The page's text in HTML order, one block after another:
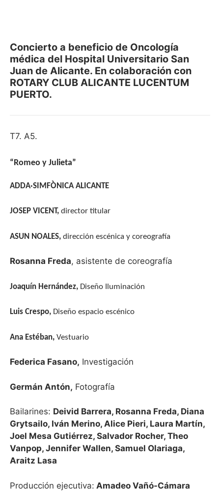
Concierto a beneficio de Oncología
médica del Hospital Universitario San
Juan de Alicante. En colaboración con
ROTARY CLUB ALICANTE LUCENTUM
PUERTO.
T7. A5.
“Romeo y Julieta”
ADDA·SIMFÒNICA ALICANTE
JOSEP VICENT, director titular
ASUN NOALES, dirección escénica y coreografía
Rosanna Freda, asistente de coreografía
Joaquín Hernández, Diseño Iluminación
Luis Crespo, Diseño espacio escénico
Ana Estéban, Vestuario
Federica Fasano, Investigación
Germán Antón, Fotografía
Bailarines: Deivid Barrera, Rosanna Freda, Diana
Grytsailo, Iván Merino, Alice Pieri, Laura Martín,
Joel Mesa Gutiérrez, Salvador Rocher, Theo
Vanpop, Jennifer Wallen, Samuel Olariaga,
Araitz Lasa
Producción ejecutiva: Amadeo Vañó-Cámara